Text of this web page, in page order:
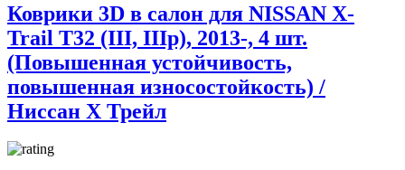
Коврики 3D в салон для NISSAN X-
Trail T32 (III, IIIр), 2013-, 4 шт.
(Повышенная устойчивость,
повышенная износостойкость) /
Ниссан Х Трейл